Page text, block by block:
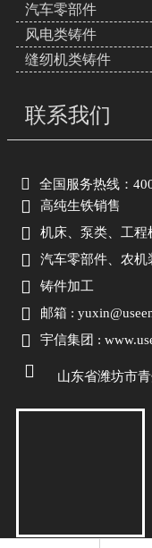
汽车零部件
风电类铸件
缝纫机类铸件
联系我们
 全国服务热线：
 高纯生铁销售
 机床、泵类、工程
 汽车零部件、农机
 铸件加工
 邮箱 :
 宇信集团 :
 山东省潍坊市